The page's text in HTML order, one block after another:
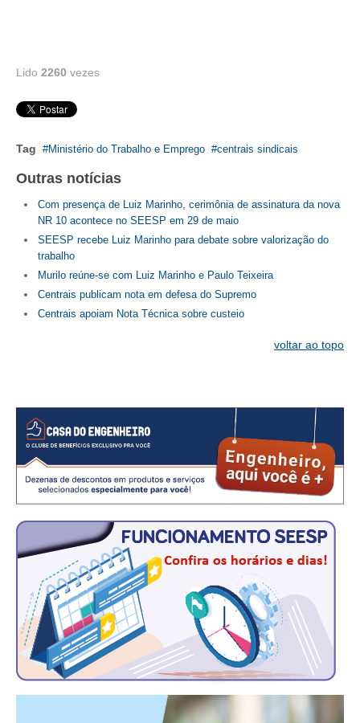
CONVÊNIOS
PLANO DE SAÚDE
COMUNICAÇÃO
PALAVRA DO MURILO
NOTÍCIAS
CONTEÚDO ESPECIAL
JORNAL DO ENGENHEIRO
AGENDA
SEESP NOTÍCIAS
NOTÍCIAS NO WHATSAPP
Lido 2260 vezes
Tag Ministério do Trabalho e Emprego centrais sindicais
Outras notícias
Com presença de Luiz Marinho, cerimônia de assinatura da nova
NR 10 acontece no SEESP em 29 de maio
SEESP recebe Luiz Marinho para debate sobre valorização do
trabalho
Murilo reúne-se com Luiz Marinho e Paulo Teixeira
Centrais publicam nota em defesa do Supremo
Centrais apoiam Nota Técnica sobre custeio
voltar ao topo